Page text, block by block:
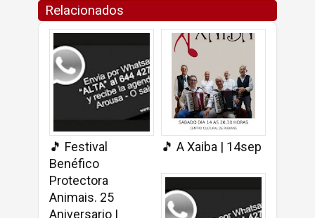
Relacionados
🎵 Festival
Benéfico
Protectora
Animais. 25
Aniversario |
🎵 A Xaiba | 14sep